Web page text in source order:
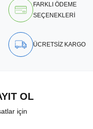
FARKLI ÖDEME
SEÇENEKLERİ
ÜCRETSİZ KARGO
OL
için